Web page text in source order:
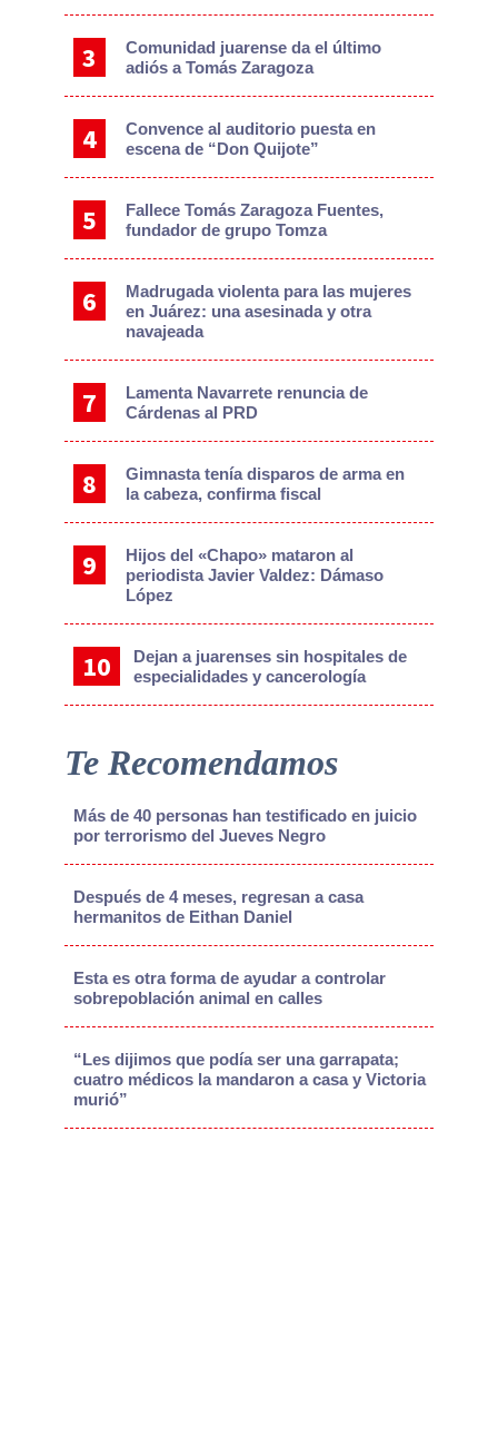
Comunidad juarense da el último
adiós a Tomás Zaragoza
Convence al auditorio puesta en
escena de “Don Quijote”
Fallece Tomás Zaragoza Fuentes,
fundador de grupo Tomza
Madrugada violenta para las mujeres
en Juárez: una asesinada y otra
navajeada
Lamenta Navarrete renuncia de
Cárdenas al PRD
Gimnasta tenía disparos de arma en
la cabeza, confirma fiscal
Hijos del «Chapo» mataron al
periodista Javier Valdez: Dámaso
López
Dejan a juarenses sin hospitales de
especialidades y cancerología
Te Recomendamos
Más de 40 personas han testificado en juicio
por terrorismo del Jueves Negro
Después de 4 meses, regresan a casa
hermanitos de Eithan Daniel
Esta es otra forma de ayudar a controlar
sobrepoblación animal en calles
“Les dijimos que podía ser una garrapata;
cuatro médicos la mandaron a casa y Victoria
murió”